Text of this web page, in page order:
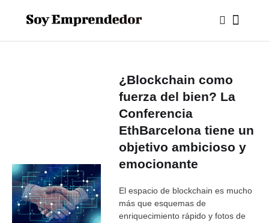
¿Blockchain como
fuerza del bien? La
Conferencia
EthBarcelona tiene un
objetivo ambicioso y
emocionante
El espacio de blockchain es mucho
más que esquemas de
enriquecimiento rápido y fotos de